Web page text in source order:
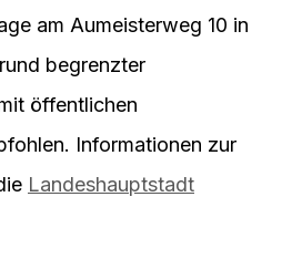
am Aumeisterweg 10 in
begrenzter
öffentlichen
Informationen zur
Landeshauptstadt